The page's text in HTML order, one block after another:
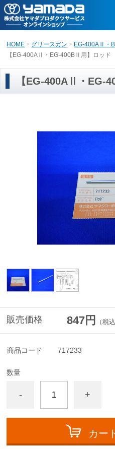
HOME グリースガン
EG-400AⅡ・
【EG-400AⅡ・EG-400BⅡ用】ロッド
【EG-400AⅡ・EG-
販売価格 847円 （税
商品コード 717233
数量
- +
カー